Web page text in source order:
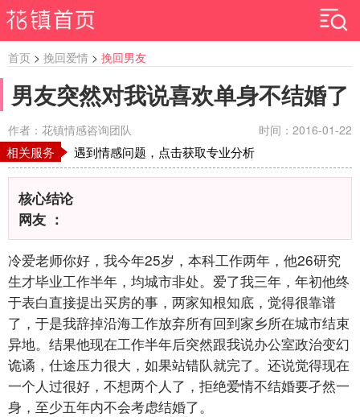
首页 > 挽回爱情 > 挽回男友
男友突然对我说喜欢单身不结婚了
作者：花镇情感咨询团队 时间：2016-01-22
相关服务 遇到情感问题，点击获取专业分析
核心结论
网友 ：
冷爱老师你好，我今年25岁，本科工作两年，他26研究
生才毕业工作半年，均城市非处。爱了我三年，年初他终
于表白直接提出买房的事，两家知根知底，觉得很靠谱
了，于是我辞掉沿海工作放弃所有回到家乡所在城市结束
异地。结果他现在工作半年后突然跟我说办公室政治变幻
诡谲，仕途压力很大，如果站错队就完了。还说觉得现在
一个人过很好，不想两个人了，拒绝爱情不结婚要孑然一
身，至少五年内不会考虑结婚了。